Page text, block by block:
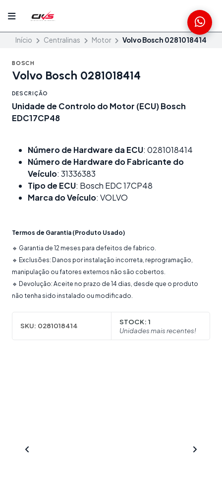
Início Centralinas Motor Volvo Bosch 0281018414
BOSCH
Volvo Bosch 0281018414
DESCRIÇÃO
Unidade de Controlo do Motor (ECU) Bosch
EDC17CP48
Número de Hardware da ECU: 0281018414
Número de Hardware do Fabricante do
Veículo: 31336383
Tipo de ECU: Bosch EDC 17CP48
Marca do Veículo: VOLVO
Termos de Garantia (Produto Usado)
🔹 Garantia de 12 meses para defeitos de fabrico.
🔹 Exclusões: Danos por instalação incorreta, reprogramação,
manipulação ou fatores externos não são cobertos.
🔹 Devolução: Aceite no prazo de 14 dias, desde que o produto
não tenha sido instalado ou modificado.
SKU: 0281018414 STOCK: 1
Unidades mais recentes!